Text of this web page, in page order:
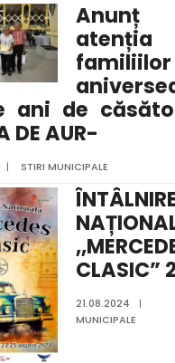
atenția
ani de
DE AUR-
| STIRI MUNICIPALE
CLASIC”
21.08.2024 |
MUNICIPALE